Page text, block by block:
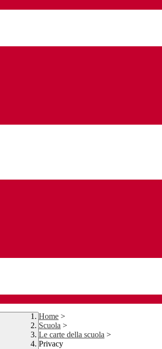
Home >
Scuola >
Le carte della scuola >
Privacy